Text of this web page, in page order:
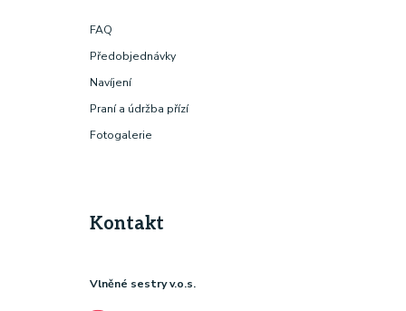
FAQ
Předobjednávky
Navíjení
Praní a údržba přízí
Fotogalerie
Kontakt
Vlněné sestry v.o.s.